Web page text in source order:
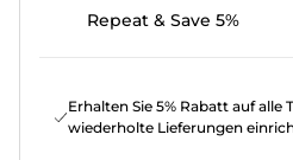
Repeat & Save 5%
Erhalten Sie 5% Rabatt auf
wiederholte Lieferungen